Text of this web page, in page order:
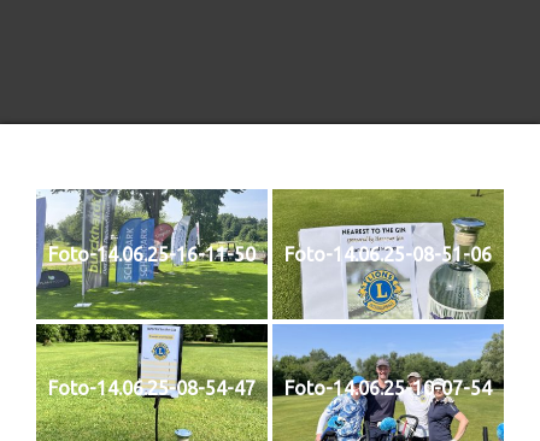
Foto-14.06.25-16-11-50 Foto-14.06.25-08-51-06
Foto-14.06.25-08-54-47 Foto-14.06.25-10-07-54